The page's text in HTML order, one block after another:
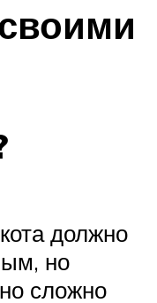
должно
но
сложно